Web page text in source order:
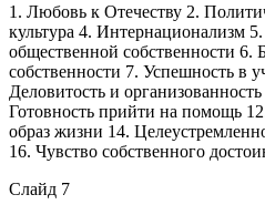
1. Любовь к Отечеству 2.
культура 4. Интернационализм
общественной собственности 6.
собственности 7. Успешность в
Деловитость и
Готовность прийти на помощь
образ жизни 14.
16. Чувство собственного
Слайд 7